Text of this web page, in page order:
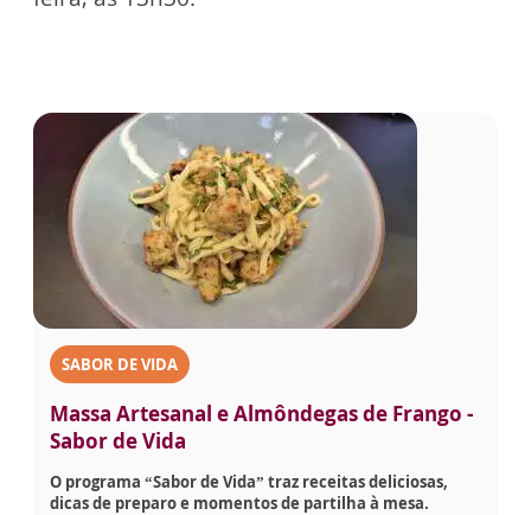
SABOR DE VIDA
Massa Artesanal e Almôndegas de Frango -
Sabor de Vida
O programa “Sabor de Vida” traz receitas deliciosas,
dicas de preparo e momentos de partilha à mesa.